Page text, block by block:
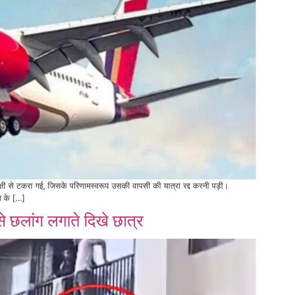
टकरा गई, जिसके परिणामस्वरूप उसकी वापसी की यात्रा रद्द करनी पड़ी।
के […]
लगाते दिखे छात्र